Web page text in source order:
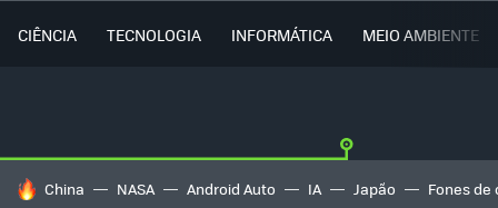
CIÊNCIA TECNOLOGIA INFORMÁTICA MEIO AMBIENTE
TENDÊNCIAS DO DIA
China NASA Android Auto IA Japão Fones de